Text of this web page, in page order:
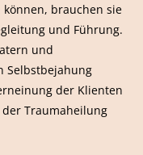
brauchen sie
und Führung.
und
Selbstbejahung
der Klienten
der Traumaheilung